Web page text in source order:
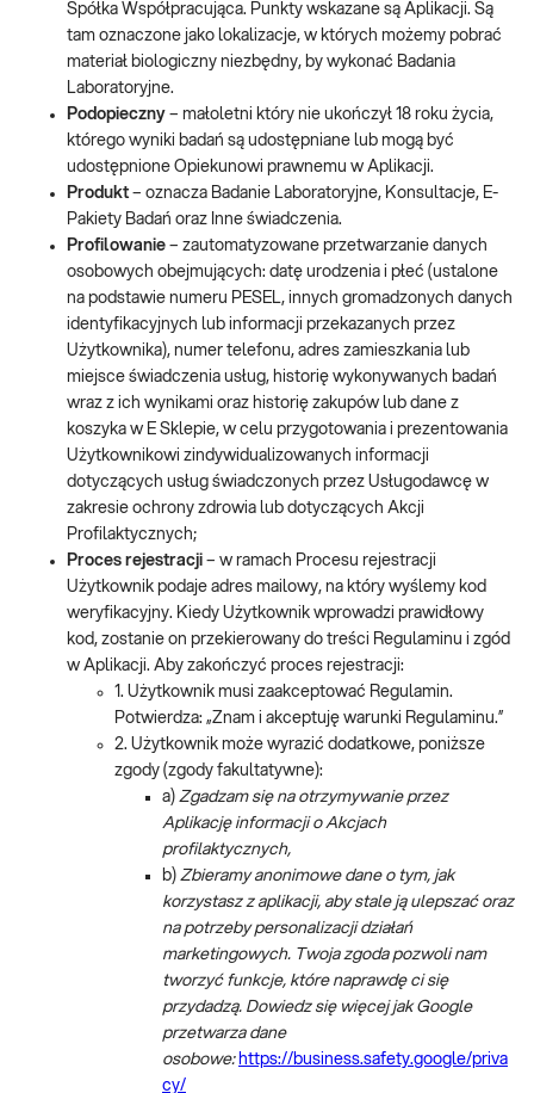
Spółka Współpracująca. Punkty wskazane są Aplikacji. Są
tam oznaczone jako lokalizacje, w których możemy pobrać
materiał biologiczny niezbędny, by wykonać Badania
Laboratoryjne.
Podopieczny – małoletni który nie ukończył 18 roku życia,
którego wyniki badań są udostępniane lub mogą być
udostępnione Opiekunowi prawnemu w Aplikacji.
Produkt – oznacza Badanie Laboratoryjne, Konsultacje, E-
Pakiety Badań oraz Inne świadczenia.
Profilowanie – zautomatyzowane przetwarzanie danych
osobowych obejmujących: datę urodzenia i płeć (ustalone
na podstawie numeru PESEL, innych gromadzonych danych
identyfikacyjnych lub informacji przekazanych przez
Użytkownika), numer telefonu, adres zamieszkania lub
miejsce świadczenia usług, historię wykonywanych badań
wraz z ich wynikami oraz historię zakupów lub dane z
koszyka w E Sklepie, w celu przygotowania i prezentowania
Użytkownikowi zindywidualizowanych informacji
dotyczących usług świadczonych przez Usługodawcę w
zakresie ochrony zdrowia lub dotyczących Akcji
Profilaktycznych;
Proces rejestracji – w ramach Procesu rejestracji
Użytkownik podaje adres mailowy, na który wyślemy kod
weryfikacyjny. Kiedy Użytkownik wprowadzi prawidłowy
kod, zostanie on przekierowany do treści Regulaminu i zgód
w Aplikacji. Aby zakończyć proces rejestracji:
1. Użytkownik musi zaakceptować Regulamin.
Potwierdza: „Znam i akceptuję warunki Regulaminu.”
2. Użytkownik może wyrazić dodatkowe, poniższe
zgody (zgody fakultatywne):
a) Zgadzam się na otrzymywanie przez
Aplikację informacji o Akcjach
profilaktycznych,
b) Zbieramy anonimowe dane o tym, jak
korzystasz z aplikacji, aby stale ją ulepszać oraz
na potrzeby personalizacji działań
marketingowych. Twoja zgoda pozwoli nam
tworzyć funkcje, które naprawdę ci się
przydadzą. Dowiedz się więcej jak Google
przetwarza dane
osobowe: https://business.safety.google/priva
cy/